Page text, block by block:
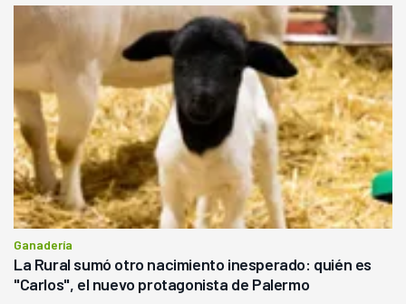
Ganadería
La Rural sumó otro nacimiento inesperado: quién es
"Carlos", el nuevo protagonista de Palermo